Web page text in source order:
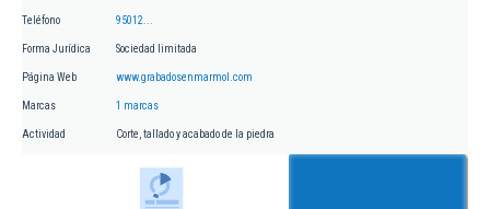
Teléfono 95012...
Forma Jurídica Sociedad limitada
Página Web www.grabadosenmarmol.com
Marcas 1 marcas
Actividad Corte, tallado y acabado de la piedra